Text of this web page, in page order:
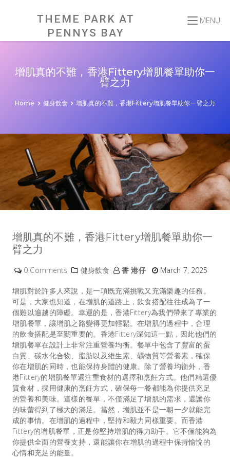
THEME PARK AT
PENNYS BAY
MENU
增肌真的不難，香港Fittery增肌餐單助你一
臂之力
Home 健身飲食 增肌真的不難，香港Fittery增肌餐單助你一臂之力
增肌真的不難，香港Fittery增肌餐單助你一
臂之力
0 Comments 健身飲食 香 港仔 March 7, 2025
增肌對於許多人來說，是一項既充滿挑戰又充滿樂趣的任務。
可是，大家也知道，在增肌的道路上，飲食搭配往往成為了一
個難以逾越的障礙。幸運的是，香港Fittery為我們帶來了專業的
增肌餐單，讓增肌之路變得更加輕鬆。在增肌的過程中，合理
的飲食搭配是至關重要的。香港Fittery深知這一點，因此他們的
增肌餐單在設計上非常注重營養均衡。餐單中包含了豐富的蛋
白質、碳水化合物、脂肪以及維生素、礦物質等營養素，確保
你在增肌的同時，也能保持身體的健康。除了營養均衡外，香
港Fittery的增肌餐單還注重食材的選擇和烹飪方式。他們精選優
質食材，採用健康的烹飪方式，確保每一餐都能為你提供充足
的營養和美味。這樣的餐單，不僅滿足了增肌的需求，還讓你
的味蕾得到了極大的滿足。當然，增肌並不是一朝一夕就能完
成的事情。在增肌的過程中，堅持和毅力同樣重要。而香港
Fittery的增肌餐單，正是你堅持增肌的得力助手。它不僅能夠為
你提供全面的營養支持，還能讓你在增肌的過程中保持愉悅的
心情和充足的能量。